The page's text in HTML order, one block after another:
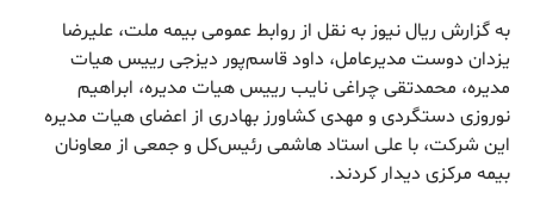
به گزارش ریال نیوز به نقل از روابط عمومی بیمه ملت، علیرضا
یزدان دوست مدیرعامل، داود قاسم‌پور دیزجی رییس هیات
مدیره، محمدتقی چراغی نایب رییس هیات مدیره، ابراهیم
نوروزی دستگردی و مهدی کشاورز بهادری از اعضای هیات مدیره
این شرکت، با علی استاد هاشمی رئیس‌کل و جمعی از معاونان
بیمه مرکزی دیدار کردند.